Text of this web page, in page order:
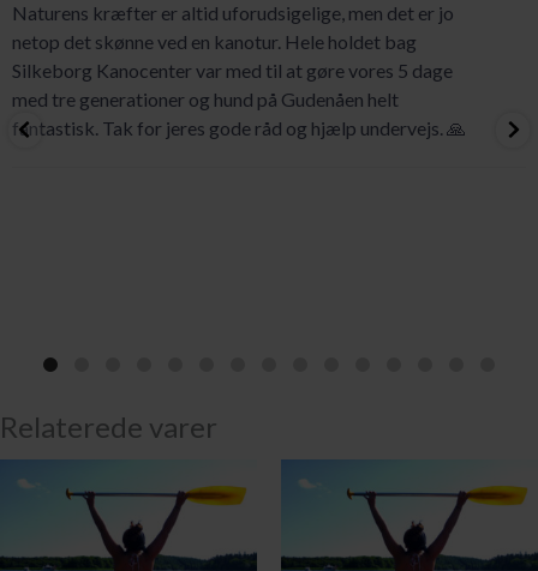
Naturens kræfter er altid uforudsigelige, men det er jo
netop det skønne ved en kanotur. Hele holdet bag
Silkeborg Kanocenter var med til at gøre vores 5 dage
med tre generationer og hund på Gudenåen helt
fantastisk. Tak for jeres gode råd og hjælp undervejs. 🙏
Relaterede varer